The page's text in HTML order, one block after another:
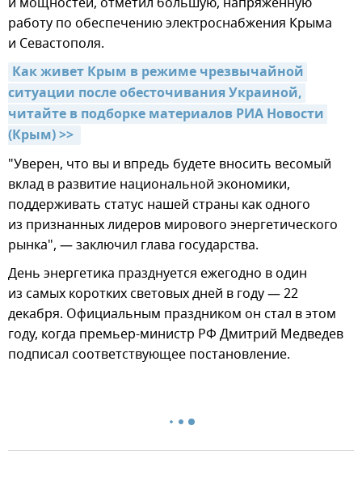
работу по обеспечению электроснабжения Крыма
и Севастополя.
Как живет Крым в режиме чрезвычайной
ситуации после обесточивания Украиной,
читайте в подборке материалов РИА Новости
(Крым) >>
"Уверен, что вы и впредь будете вносить весомый
вклад в развитие национальной экономики,
поддерживать статус нашей страны как одного
из признанных лидеров мирового энергетического
рынка", — заключил глава государства.
День энергетика празднуется ежегодно в один
из самых коротких световых дней в году — 22
декабря. Официальным праздником он стал в этом
году, когда премьер-министр РФ Дмитрий Медведев
подписал соответствующее постановление.